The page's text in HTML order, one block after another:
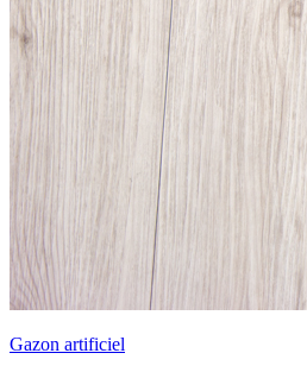
Gazon artificiel